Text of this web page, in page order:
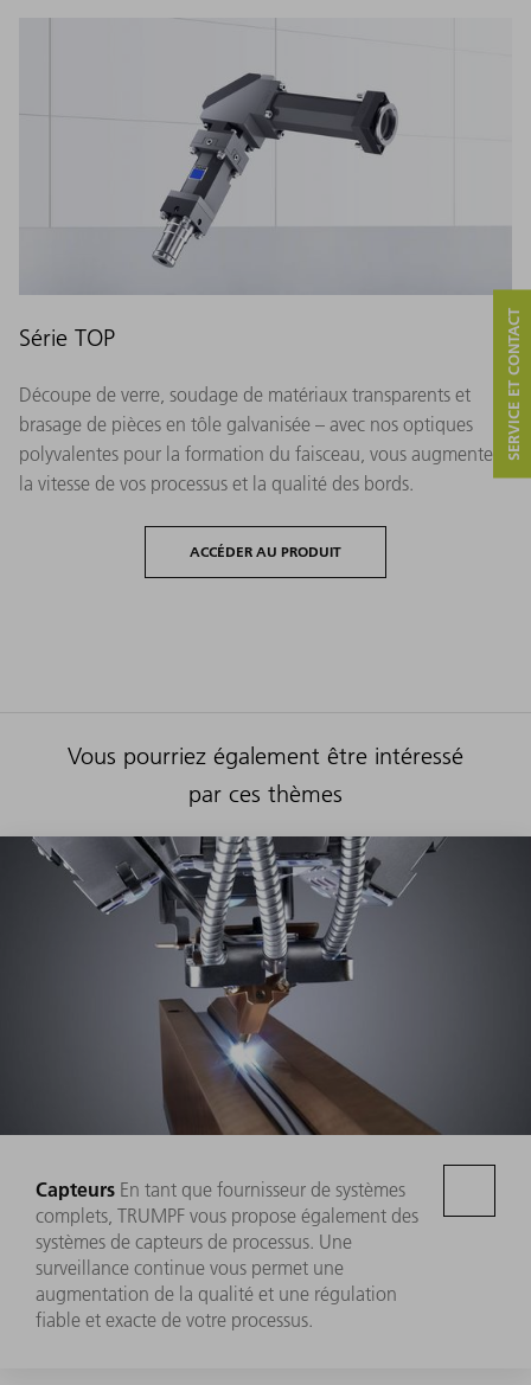
Série TOP
Découpe de verre, soudage de matériaux transparents et
brasage de pièces en tôle galvanisée – avec nos optiques
polyvalentes pour la formation du faisceau, vous augmentez
la vitesse de vos processus et la qualité des bords.
ACCÉDER AU PRODUIT
Vous pourriez également être intéressé
par ces thèmes
Capteurs En tant que fournisseur de systèmes
complets, TRUMPF vous propose également des
systèmes de capteurs de processus. Une
surveillance continue vous permet une
augmentation de la qualité et une régulation
fiable et exacte de votre processus.
SERVICE ET CONTACT